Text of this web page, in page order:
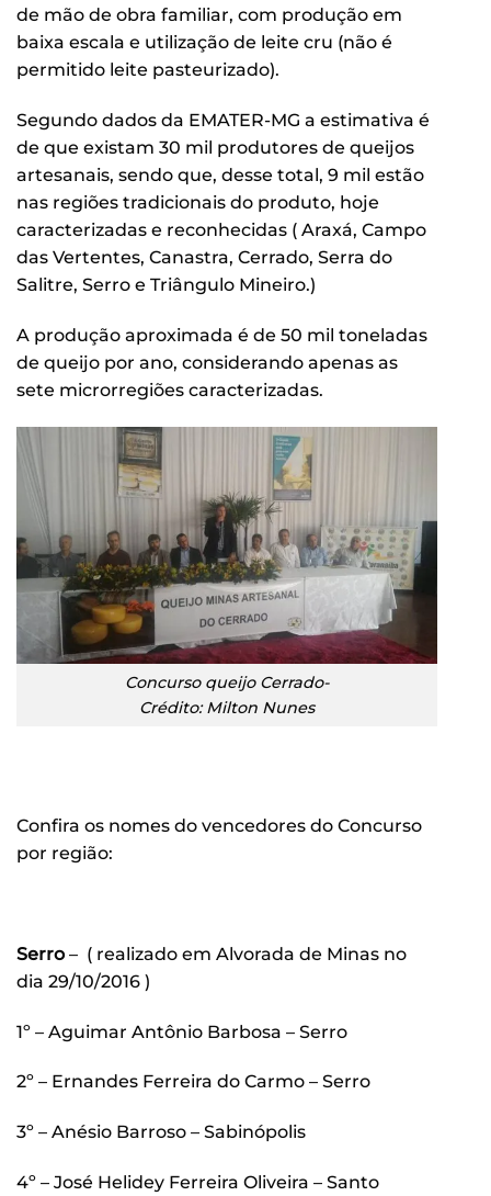
de mão de obra familiar, com produção em
baixa escala e utilização de leite cru (não é
permitido leite pasteurizado).
Segundo dados da EMATER-MG a estimativa é
de que existam 30 mil produtores de queijos
artesanais, sendo que, desse total, 9 mil estão
nas regiões tradicionais do produto, hoje
caracterizadas e reconhecidas ( Araxá, Campo
das Vertentes, Canastra, Cerrado, Serra do
Salitre, Serro e Triângulo Mineiro.)
A produção aproximada é de 50 mil toneladas
de queijo por ano, considerando apenas as
sete microrregiões caracterizadas.
Concurso queijo Cerrado-
Crédito: Milton Nunes
Confira os nomes do vencedores do Concurso
por região:
Serro– ( realizado em Alvorada de Minas no
dia 29/10/2016 )
1º – Aguimar Antônio Barbosa – Serro
2º – Ernandes Ferreira do Carmo – Serro
3º – Anésio Barroso – Sabinópolis
4º – José Helidey Ferreira Oliveira – Santo